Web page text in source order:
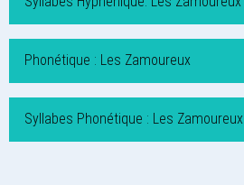
Phonétique : Les Zamoureux
Syllabes Phonétique : Les Zamoureux